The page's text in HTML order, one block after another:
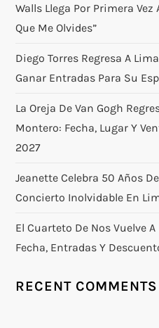
Walls Llega Por Primera Vez
Que Me Olvides”
Diego Torres Regresa A
Ganar Entradas Para Su
La Oreja De Van Gogh
Montero: Fecha, Lugar Y
2027
Jeanette Celebra 50 Años
Concierto Inolvidable En
El Cuarteto De Nos Vuelve
Fecha, Entradas Y
RECENT COMMENTS